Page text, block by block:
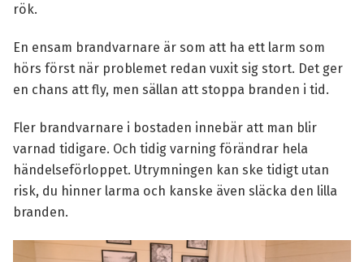
rök.
En ensam brandvarnare är som att ha ett larm som
hörs först när problemet redan vuxit sig stort. Det ger
en chans att fly, men sällan att stoppa branden i tid.
Fler brandvarnare i bostaden innebär att man blir
varnad tidigare. Och tidig varning förändrar hela
händelseförloppet. Utrymningen kan ske tidigt utan
risk, du hinner larma och kanske även släcka den lilla
branden.